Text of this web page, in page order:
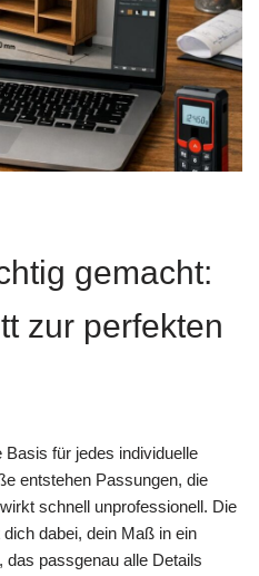
gemacht:
zur perfekten
für jedes individuelle
entstehen Passungen, die
schnell unprofessionell. Die
dabei, dein Maß in ein
passgenau alle Details